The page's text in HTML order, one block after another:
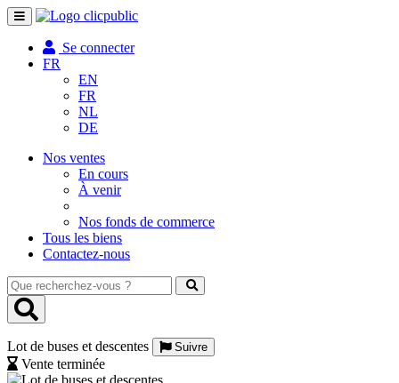
Toggle
navigation
Se connecter
FR
EN
FR
NL
DE
Nos ventes
En cours
À venir
Nos fonds de commerce
Tous les biens
Contactez-nous
Que
recherchez-
vous
Lot de buses et descentes
Suivre
Vente terminée